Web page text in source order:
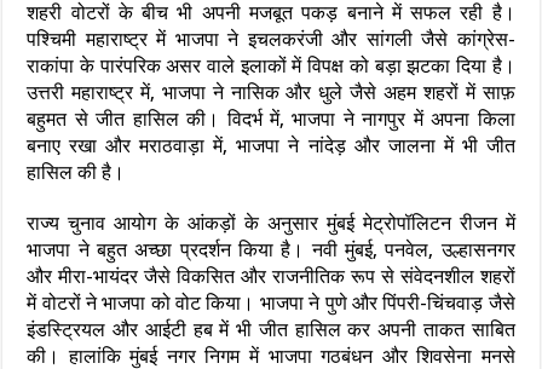
शहरी वोटरों के बीच भी अपनी मजबूत पकड़ बनाने में सफल रही है।
पश्चिमी महाराष्ट्र में भाजपा ने इचलकरंजी और सांगली जैसे कांग्रेस-
राकांपा के पारंपरिक असर वाले इलाकों में विपक्ष को बड़ा झटका दिया है।
उत्तरी महाराष्ट्र में, भाजपा ने नासिक और धुले जैसे अहम शहरों में साफ़
बहुमत से जीत हासिल की। विदर्भ में, भाजपा ने नागपुर में अपना किला
बनाए रखा और मराठवाड़ा में, भाजपा ने नांदेड़ और जालना में भी जीत
हासिल की है।
राज्य चुनाव आयोग के आंकड़ों के अनुसार मुंबई मेट्रोपॉलिटन रीजन में
भाजपा ने बहुत अच्छा प्रदर्शन किया है। नवी मुंबई, पनवेल, उल्हासनगर
और मीरा-भायंदर जैसे विकसित और राजनीतिक रूप से संवेदनशील शहरों
में वोटरों ने भाजपा को वोट किया। भाजपा ने पुणे और पिंपरी-चिंचवाड़ जैसे
इंडस्ट्रियल और आईटी हब में भी जीत हासिल कर अपनी ताकत साबित
की। हालांकि मुंबई नगर निगम में भाजपा गठबंधन और शिवसेना मनसे